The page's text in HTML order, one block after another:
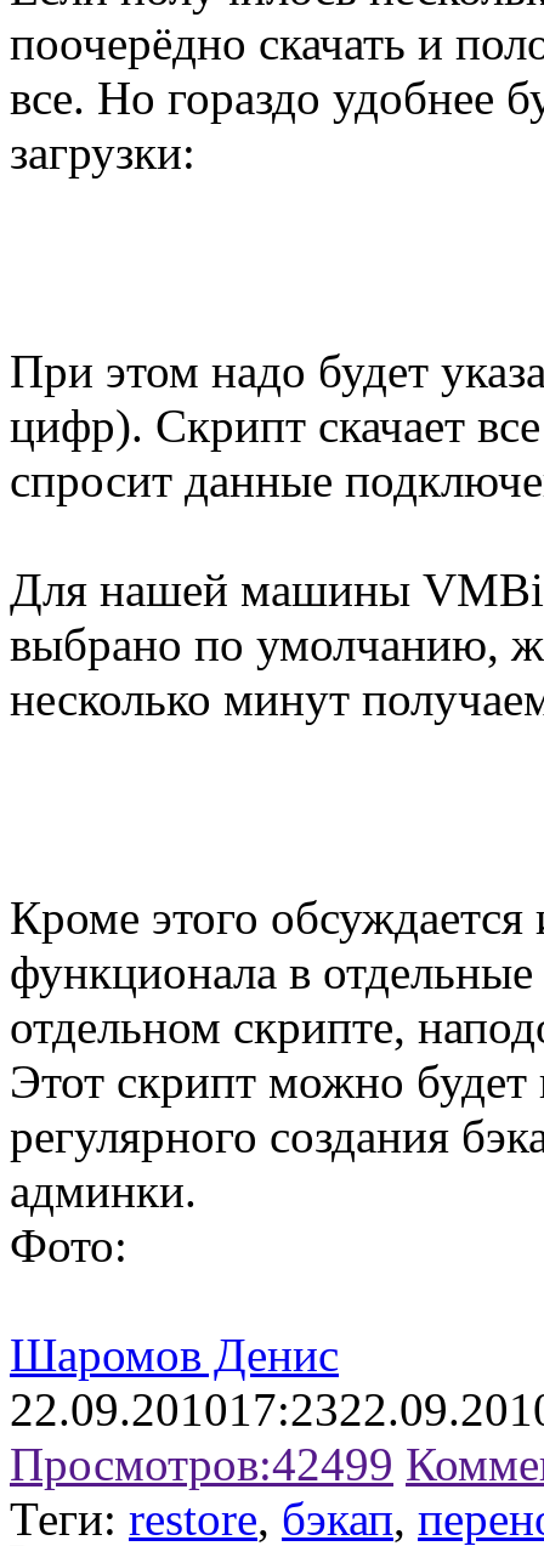
поочерёдно скачать и
все. Но гораздо удобнее
загрузки:
При этом надо будет
цифр). Скрипт скачает
спросит данные
Для нашей машины
выбрано по умолчанию,
несколько минут
Кроме этого обсуждается
функционала в
отдельном скрипте,
Этот скрипт можно будет
регулярного создания
админки.
Фото:
Шаромов Денис
22.09.201017:23
Просмотров:42499
Теги: restore, бэкап,